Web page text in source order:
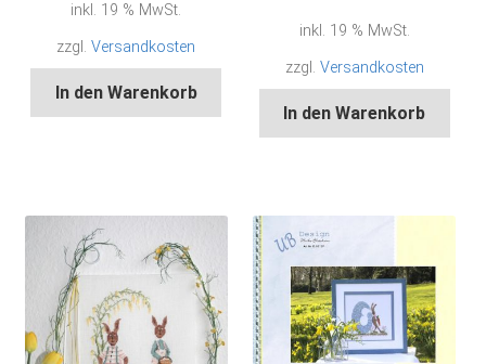
inkl. 19 % MwSt.
zzgl.Versandkosten
In den Warenkorb
inkl. 19 % MwSt.
zzgl. Versandkosten
In den Warenkorb